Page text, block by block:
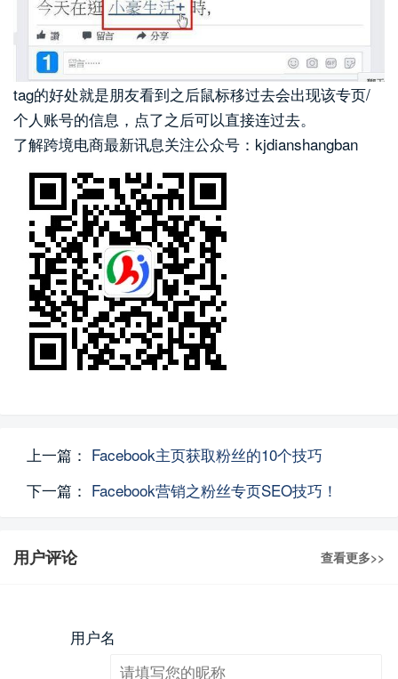
tag的好处就是朋友看到之后鼠标移过去会出现该专页/
个人账号的信息，点了之后可以直接连过去。
了解跨境电商最新讯息关注公众号：kjdianshangban
上一篇： Facebook主页获取粉丝的10个技巧
下一篇： Facebook营销之粉丝专页SEO技巧！
用户评论 查看更多>>
用户名